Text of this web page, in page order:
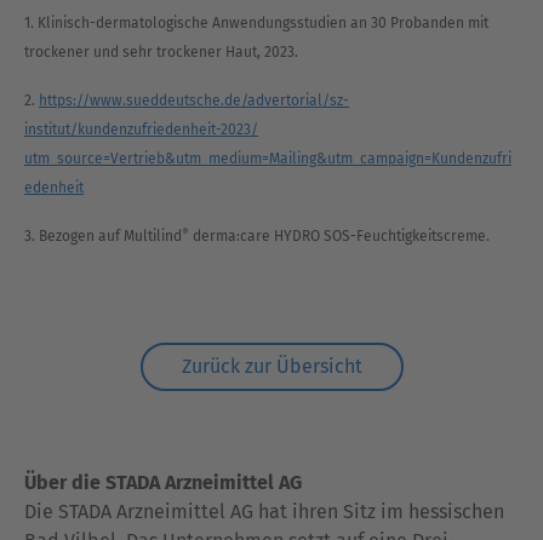
1. Klinisch-dermatologische Anwendungsstudien an 30 Probanden mit
trockener und sehr trockener Haut, 2023.
2. https://www.sueddeutsche.de/advertorial/sz-
institut/kundenzufriedenheit-2023/
utm_source=Vertrieb&utm_medium=Mailing&utm_campaign=Kundenzufri
edenheit
3. Bezogen auf Multilind ® derma:care HYDRO SOS-Feuchtigkeitscreme.
Zurück zur Übersicht
Über die STADA Arzneimittel AG
Die STADA Arzneimittel AG hat ihren Sitz im hessischen